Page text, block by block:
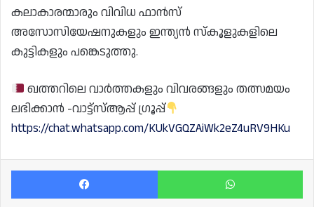
കലാകാരന്മാരും വിവിധ ഫാൻസ്‌
അസോസിയേഷനുകളും ഇന്ത്യൻ സ്കൂളുകളിലെ
കുട്ടികളും പങ്കെടുത്തു.
ഖത്തറിലെ വാർത്തകളും വിവരങ്ങളും തത്സമയം
ലഭിക്കാൻ -വാട്ട്സ്ആപ്പ് ഗ്രൂപ്പ്
https://chat.whatsapp.com/KUkVGQZAiWk2eZ4uRV9HKu
Facebook